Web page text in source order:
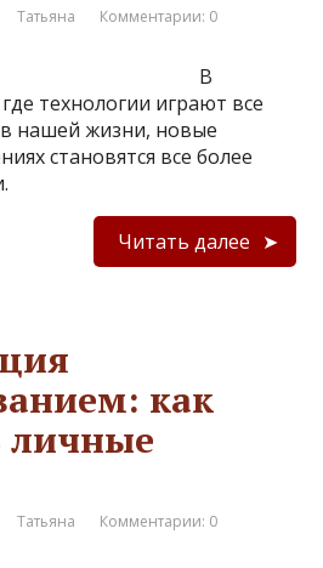
Татьяна Комментарии: 0
В
технологии играют все
нашей жизни, новые
становятся все более
Читать далее
как
личные
Татьяна Комментарии: 0